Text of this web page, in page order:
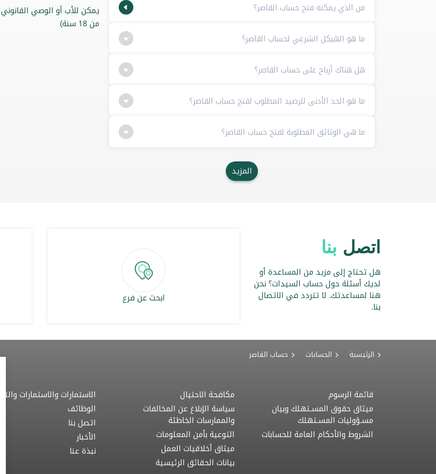
من الذي يمكنه فتح حساب القاصر؟
ما هو الهيكل الشرعي لحساب القاصر؟
هل هناك أرباح على حساب القاصر؟
ما هو الحد الأدنى للرصيد المطلوب لفتح حساب القاصر؟
ما هي الوثائق المطلوبة لفتح حساب القاصر؟
المزيد
من 18 سنة)
اتصل بنا
هل تحتاج إلى مزيد من المساعدة أو
لديك أسئلة حول حساب السيدات؟ نحن
هنا لمساعدتك. لا تتردد في الاتصال
بنا.
ابحث عن فرع
الرئيسية الحسابات حساب القاصر
قائمة الرسوم
ميثاق حقوق المسـتهلك وبيان
مسـؤوليات المسـتهلك
الشروط والأحكام العامة للحسابات
مكافحة الاحتيال
سياسة الإبلاغ عن المخالفات
والممارسات الخاطئة
التوعية بأمن المعلومات
ميثاق أخلاقيات العمل
بيانات الحقائق الرئيسية
الاستمارات والاستمارات
الوظائف
اتصل بنا
الأخبار
نبذة عنا